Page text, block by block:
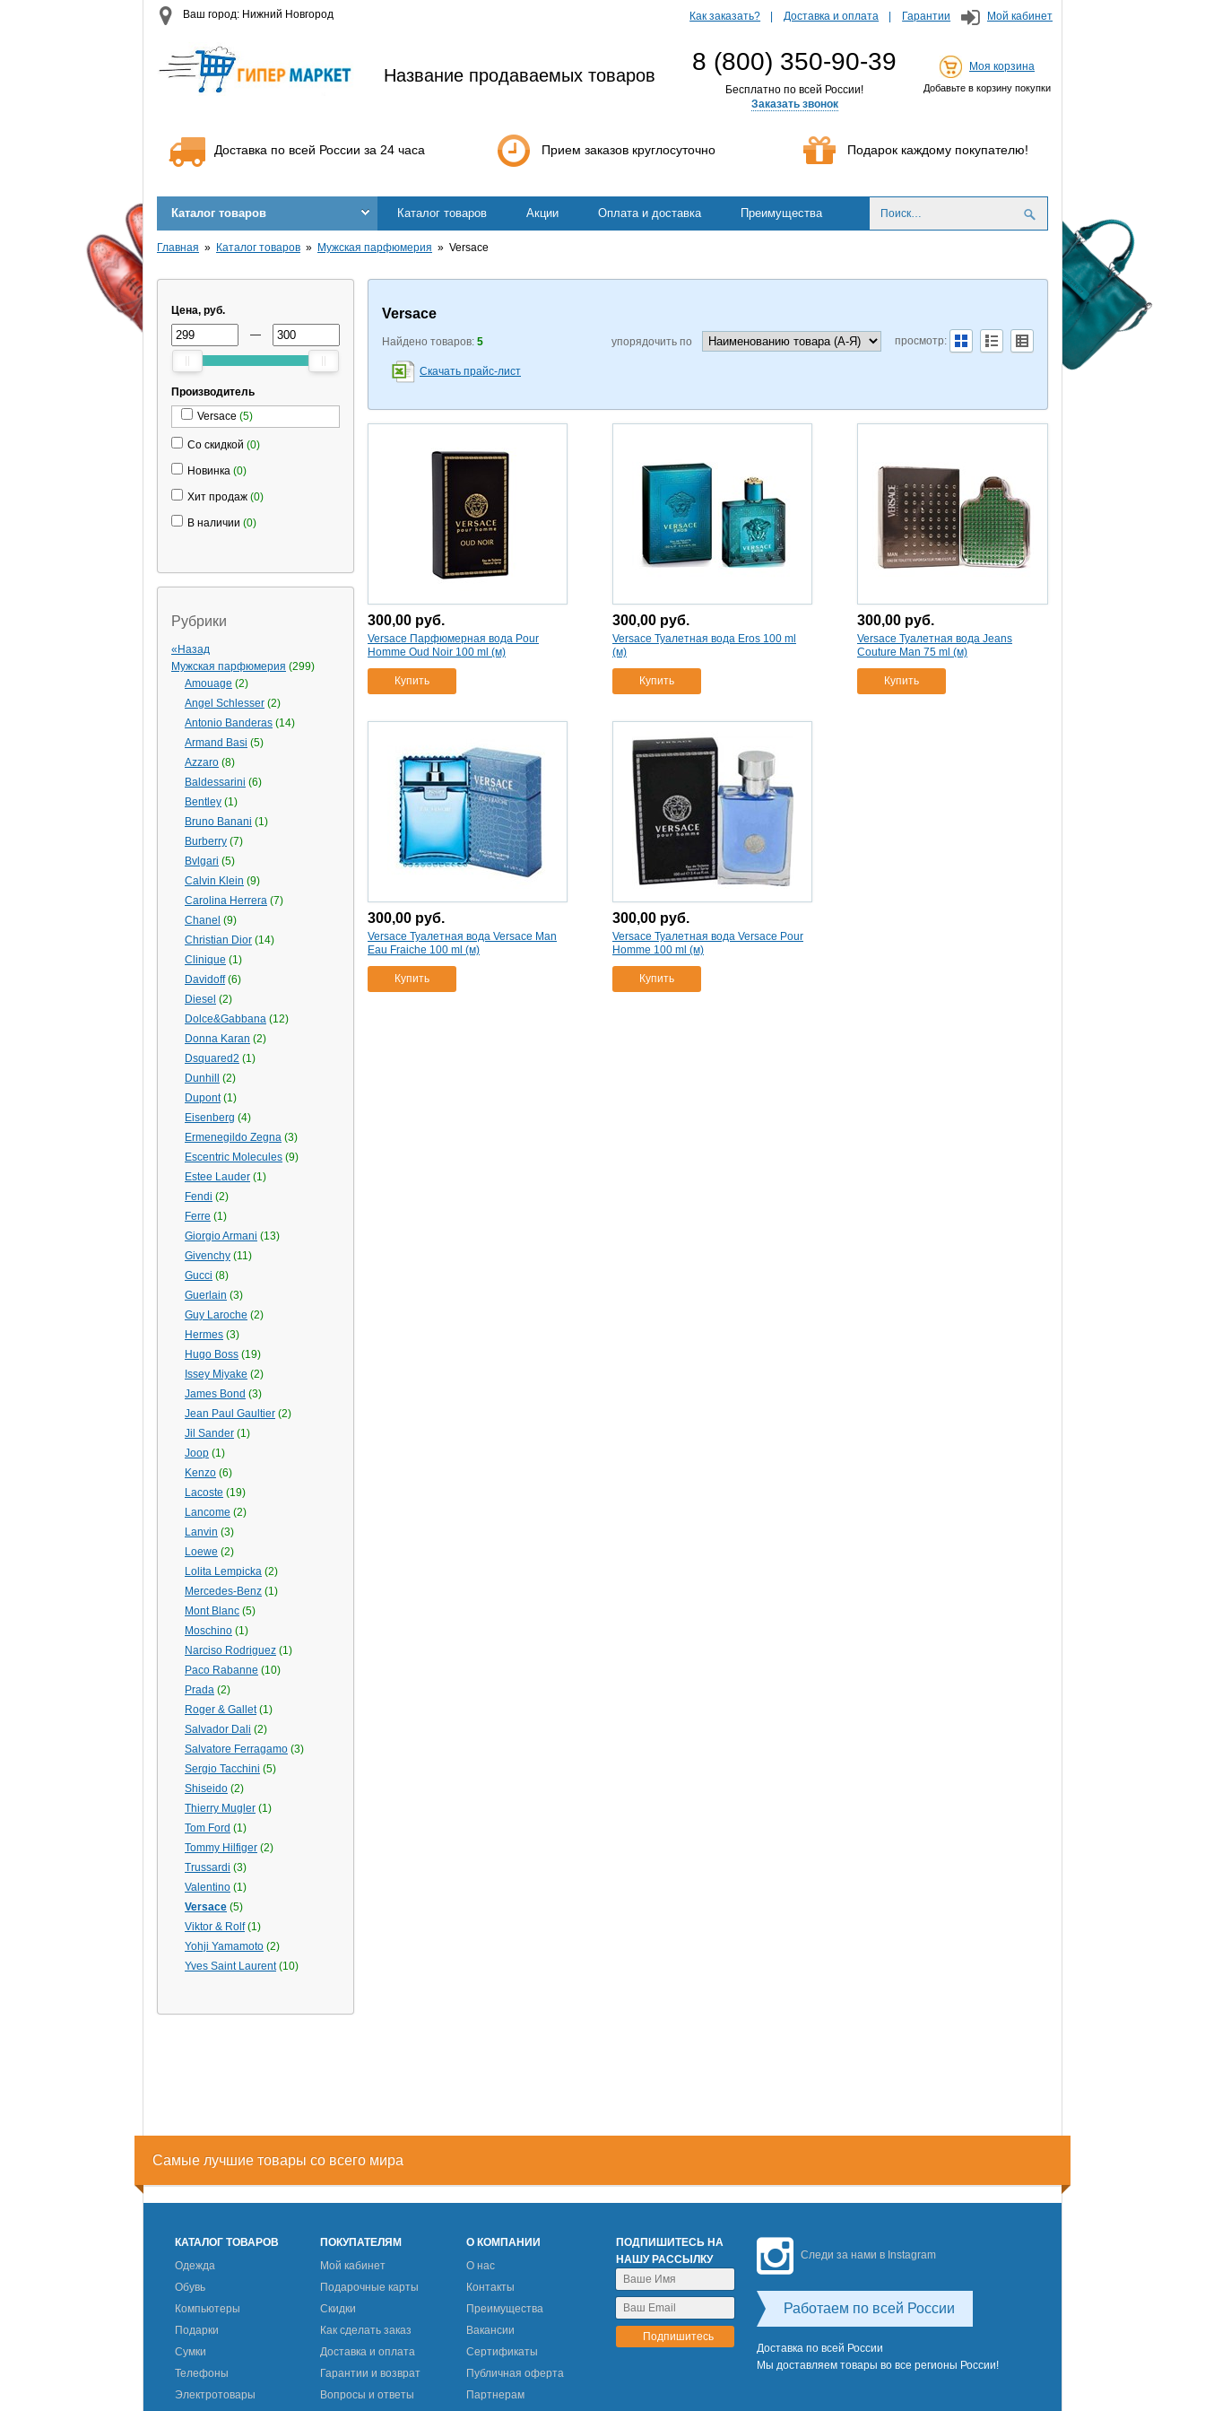
Ваш город: Нижний Новгород Как заказать? Доставка и оплата Гарантии Мой кабинет
Название продаваемых товаров 8 (800) 350-90-39
Бесплатно по всей России!
Заказать звонок
Моя корзина
Добавьте в корзину покупки
Доставка по всей России за 24 часа Прием заказов круглосуточно Подарок каждому покупателю!
Каталог товаров Каталог товаров Акции Оплата и доставка Преимущества
Главная Каталог товаров Мужская парфюмерия Versace
Цена, руб.
—
Производитель
Versace (5)
Со скидкой (0)
Новинка (0)
Хит продаж (0)
В наличии (0)
Рубрики
«Назад
Мужская парфюмерия (299)
Amouage (2)
Angel Schlesser (2)
Antonio Banderas (14)
Armand Basi (5)
Azzaro (8)
Baldessarini (6)
Bentley (1)
Bruno Banani (1)
Burberry (7)
Bvlgari (5)
Calvin Klein (9)
Carolina Herrera (7)
Chanel (9)
Christian Dior (14)
Clinique (1)
Davidoff (6)
Diesel (2)
Dolce&Gabbana (12)
Donna Karan (2)
Dsquared2 (1)
Dunhill
(2)
Dupont (1)
Eisenberg (4)
Ermenegildo Zegna (3)
Escentric Molecules (9)
Estee Lauder (1)
Fendi (2)
Ferre (1)
Giorgio Armani (13)
Givenchy (11)
Gucci (8)
Guerlain (3)
Guy Laroche (2)
Hermes (3)
Hugo Boss (19)
Issey Miyake (2)
James Bond (3)
Jean Paul Gaultier (2)
Jil Sander (1)
Joop (1)
Kenzo (6)
Lacoste (19)
Lancome (2)
Lanvin (3)
Loewe (2)
Lolita Lempicka (2)
Mercedes-Benz (1)
Mont Blanc (5)
Moschino (1)
Narciso Rodriguez (1)
Paco Rabanne (10)
Prada (2)
Roger & Gallet (1)
Salvador Dali (2)
Salvatore Ferragamo (3)
Sergio Tacchini (5)
Shiseido (2)
Thierry Mugler (1)
Tom Ford (1)
Tommy Hilfiger (2)
Trussardi (3)
Valentino (1)
Versace (5)
Viktor & Rolf (1)
Yohji Yamamoto (2)
Yves Saint Laurent (10)
Versace
Найдено товаров: 5 упорядочить по просмотр:
Скачать прайс-лист
300,00 руб.
Versace Парфюмерная вода Pour
Homme Oud Noir 100 ml (м)
Купить
300,00 руб.
Versace Туалетная вода Eros 100 ml
(м)
Купить
300,00 руб.
Versace Туалетная вода Jeans
Couture Man 75 ml (м)
Купить
300,00 руб.
Versace Туалетная вода Versace Man
Eau Fraiche 100 ml (м)
Купить
300,00 руб.
Versace Туалетная вода Versace Pour
Homme 100 ml (м)
Купить
Самые лучшие товары со всего мира
КАТАЛОГ ТОВАРОВ
Одежда
Обувь
Компьютеры
Подарки
Сумки
Телефоны
Электротовары
ПОКУПАТЕЛЯМ
Мой кабинет
Подарочные карты
Скидки
Как сделать заказ
Доставка и оплата
Гарантии и возврат
Вопросы и ответы
О КОМПАНИИ
О нас
Контакты
Преимущества
Вакансии
Сертификаты
Публичная оферта
Партнерам
ПОДПИШИТЕСЬ НА
НАШУ РАССЫЛКУ
Следи за нами в Instagram
Работаем по всей России
Доставка по всей России
Мы доставляем товары во все регионы России!